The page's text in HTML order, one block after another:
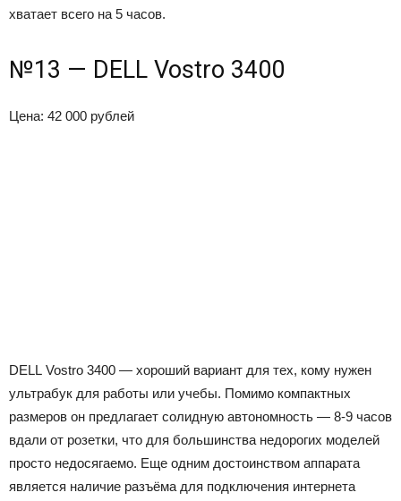
хватает всего на 5 часов.
№13 — DELL Vostro 3400
Цена: 42 000 рублей
DELL Vostro 3400 — хороший вариант для тех, кому нужен
ультрабук для работы или учебы. Помимо компактных
размеров он предлагает солидную автономность — 8-9 часов
вдали от розетки, что для большинства недорогих моделей
просто недосягаемо. Еще одним достоинством аппарата
является наличие разъёма для подключения интернета